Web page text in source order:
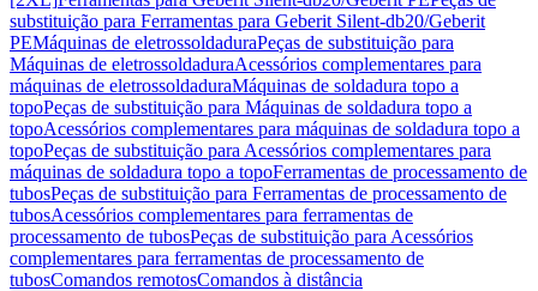
substituição para Ferramentas para Geberit Silent-db20/Geberit
PEMáquinas de eletrossoldaduraPeças de substituição para
Máquinas de eletrossoldaduraAcessórios complementares para
máquinas de eletrossoldaduraMáquinas de soldadura topo a
topoPeças de substituição para Máquinas de soldadura topo a
topoAcessórios complementares para máquinas de soldadura topo a
topoPeças de substituição para Acessórios complementares para
máquinas de soldadura topo a topoFerramentas de processamento de
tubosPeças de substituição para Ferramentas de processamento de
tubosAcessórios complementares para ferramentas de
processamento de tubosPeças de substituição para Acessórios
complementares para ferramentas de processamento de
tubosComandos remotosComandos à distância